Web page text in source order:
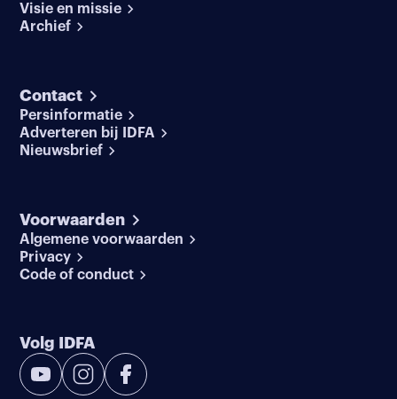
Visie en missie
Archief
Contact
Persinformatie
Adverteren bij IDFA
Nieuwsbrief
Voorwaarden
Algemene voorwaarden
Privacy
Code of conduct
Volg IDFA